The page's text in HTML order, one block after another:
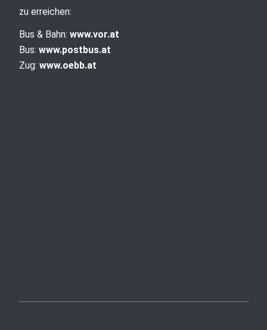
zu erreichen:
Bus & Bahn: www.vor.at
Bus: www.postbus.at
Zug: www.oebb.at